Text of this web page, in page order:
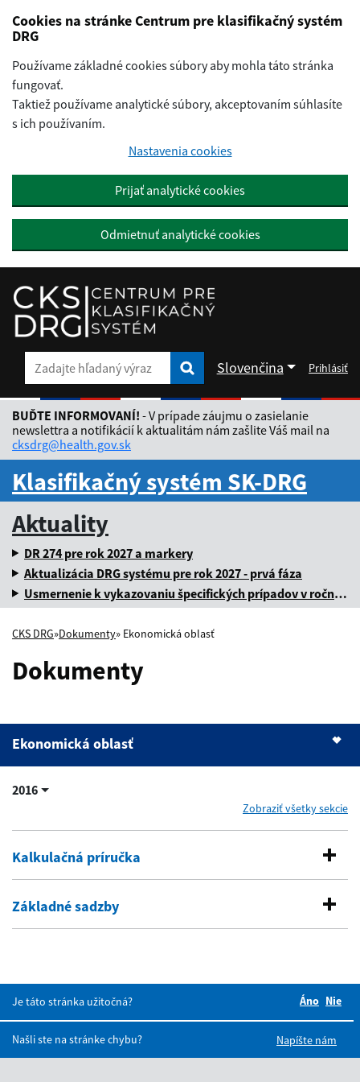
Preskočiť na hlavný obsah
Cookies na stránke Centrum pre klasifikačný systém
DRG
Používame základné cookies súbory aby mohla táto stránka
fungovať.
Taktiež používame analytické súbory, akceptovaním súhlasíte
s ich používaním.
Nastavenia cookies
Prijať analytické cookies
Odmietnuť analytické cookies
Zadajte hľadaný výraz Zadajte hľadaný výraz
Slovenčina
Rozbaliť jazykové menu
Prihlásiť
BUĎTE INFORMOVANÍ! - V prípade záujmu o zasielanie
newslettra a notifikácií k aktualitám nám zašlite Váš mail na
cksdrg@health.gov.sk
Klasifikačný systém SK-DRG
Aktuality
DR 274 pre rok 2027 a markery
Aktualizácia DRG systému pre rok 2027 - prvá fáza
Usmernenie k vykazovaniu špecifických prípadov v ročnej dávke za rok 2025
CKS DRG»Dokumenty» Ekonomická oblasť
Dokumenty
Ekonomická oblasť
Ekonomická oblasť
Medicínska oblasť
Vzdelávanie
Administratíva
2016 Rozbaliť výber roka menu
Zobraziť všetky sekcie
Kalkulačná príručka
Základné sadzby
Je táto stránka užitočná? Áno Boli
Nie
Našli ste na stránke chybu? Napíšte nám